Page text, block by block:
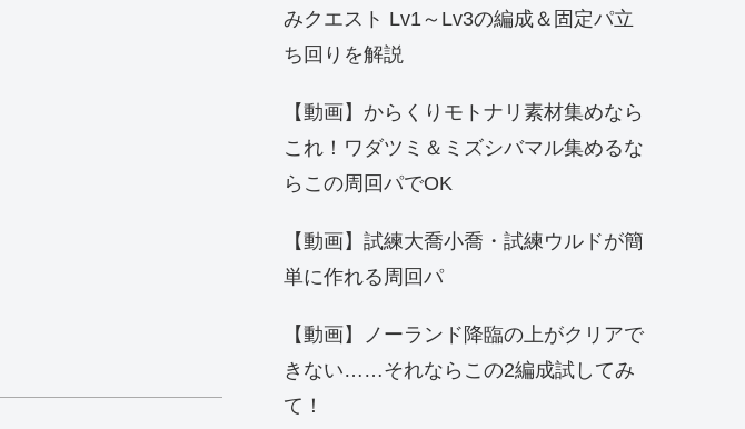
みクエスト Lv1～Lv3の編成＆固定パ立
ち回りを解説
【動画】からくりモトナリ素材集めなら
これ！ワダツミ＆ミズシバマル集めるな
らこの周回パでOK
【動画】試練大喬小喬・試練ウルドが簡
単に作れる周回パ
【動画】ノーランド降臨の上がクリアで
きない……それならこの2編成試してみ
て！